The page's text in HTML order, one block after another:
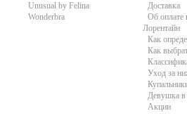
Unusual by Felina
Wonderbra
Доставка
Об оплате
Лорентайн
Как
Как
Уход за
Девушка в
Акции